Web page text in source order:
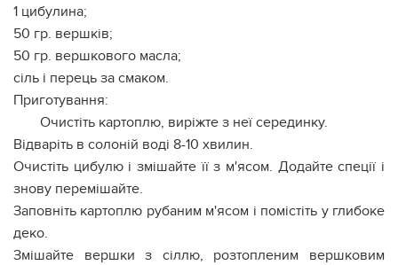
1 цибулина;
50 гр. вершків;
50 гр. вершкового масла;
сіль і перець за смаком.
Приготування:
Очистіть картоплю, виріжте з неї серединку.
Відваріть в солоній воді 8-10 хвилин.
Очистіть цибулю і змішайте її з м'ясом. Додайте спеції і
знову перемішайте.
Заповніть картоплю рубаним м'ясом і помістіть у глибоке
деко.
Змішайте вершки з сіллю, розтопленим вершковим